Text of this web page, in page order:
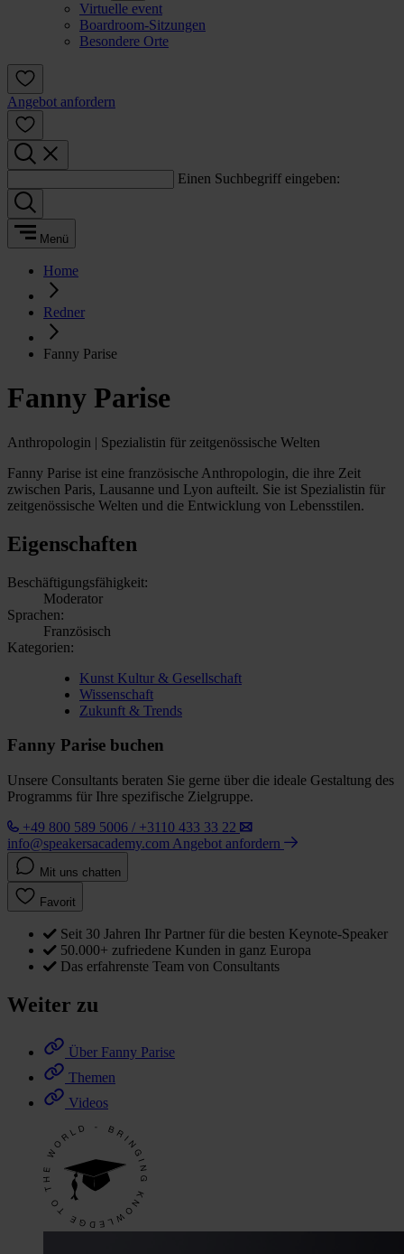
Virtuelle event
Boardroom-Sitzungen
Besondere Orte
Angebot anfordern
Einen Suchbegriff eingeben:
Menü
Home
Redner
Fanny Parise
Fanny Parise
Anthropologin | Spezialistin für zeitgenössische Welten
Fanny Parise ist eine französische Anthropologin, die ihre Zeit
zwischen Paris, Lausanne und Lyon aufteilt. Sie ist Spezialistin für
zeitgenössische Welten und die Entwicklung von Lebensstilen.
Eigenschaften
Beschäftigungsfähigkeit:
Moderator
Sprachen:
Französisch
Kategorien:
Kunst Kultur & Gesellschaft
Wissenschaft
Zukunft & Trends
Fanny Parise buchen
Unsere Consultants beraten Sie gerne über die ideale Gestaltung des
Programms für Ihre spezifische Zielgruppe.
+49 800 589 5006 / +3110 433 33 22
info@speakersacademy.com Angebot anfordern
Mit uns chatten
Favorit
Seit 30 Jahren Ihr Partner für die besten Keynote-Speaker
50.000+ zufriedene Kunden in ganz Europa
Das erfahrenste Team von Consultants
Weiter zu
Über Fanny Parise
Themen
Videos